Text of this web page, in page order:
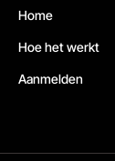
Home
Hoe het werkt
Aanmelden